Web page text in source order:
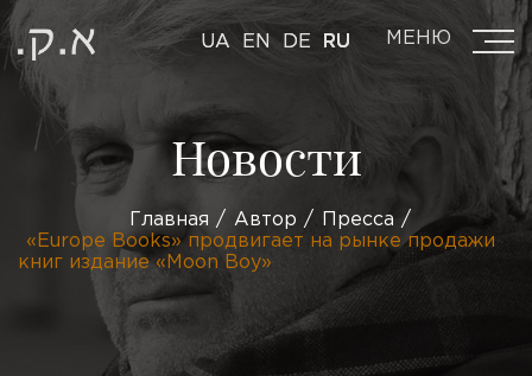
UA EN DE RU МЕНЮ
Новости
Главная Автор
Пресса
«Europe Books» продвигает на рынке продажи
книг издание «Moon Boy»